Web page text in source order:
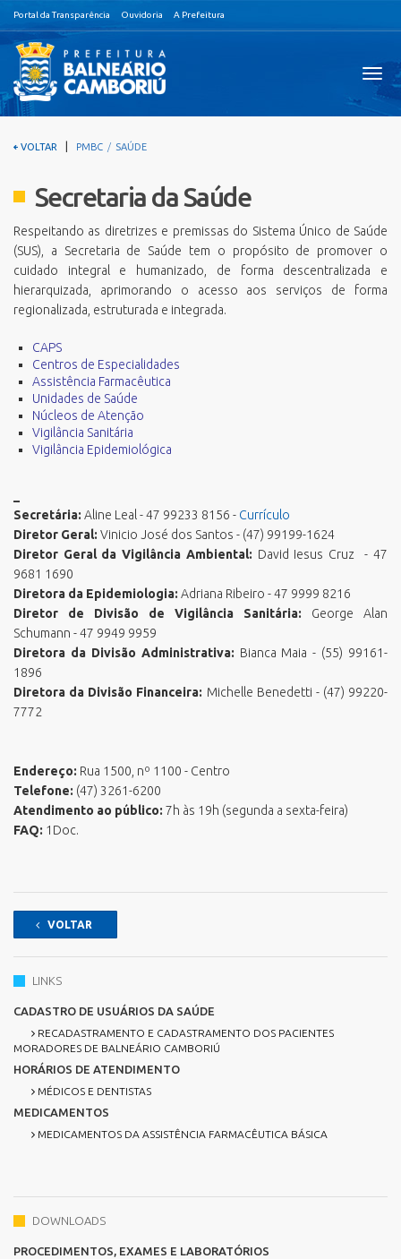
Portal da Transparência Ouvidoria A Prefeitura
VOLTAR PMBC SAÚDE
Secretaria da Saúde
Respeitando as diretrizes e premissas do Sistema Único de Saúde
(SUS), a Secretaria de Saúde tem o propósito de promover o
cuidado integral e humanizado, de forma descentralizada e
hierarquizada, aprimorando o acesso aos serviços de forma
regionalizada, estruturada e integrada.
CAPS
Centros de Especialidades
Assistência Farmacêutica
Unidades de Saúde
Núcleos de Atenção
Vigilância Sanitária
Vigilância Epidemiológica
Secretária: Aline Leal - 47 99233 8156 - Currículo
Diretor Geral: Vinicio José dos Santos - (47) 99199-1624
Diretor Geral da Vigilância Ambiental: David Iesus Cruz - 47
9681 1690
Diretora da Epidemiologia: Adriana Ribeiro - 47 9999 8216
Diretor de Divisão de Vigilância Sanitária: George Alan
Schumann - 47 9949 9959
Diretora da Divisão Administrativa: Bianca Maia - (55) 99161-
1896
Diretora da Divisão Financeira: Michelle Benedetti - (47) 99220-
7772
Endereço: Rua 1500, nº 1100 - Centro
Telefone: (47) 3261-6200
Atendimento ao público: 7h às 19h (segunda a sexta-feira)
FAQ: 1Doc.
VOLTAR
LINKS
CADASTRO DE USUÁRIOS DA SAÚDE
RECADASTRAMENTO E CADASTRAMENTO DOS PACIENTES
MORADORES DE BALNEÁRIO CAMBORIÚ
HORÁRIOS DE ATENDIMENTO
MÉDICOS E DENTISTAS
MEDICAMENTOS
MEDICAMENTOS DA ASSISTÊNCIA FARMACÊUTICA BÁSICA
DOWNLOADS
PROCEDIMENTOS, EXAMES E LABORATÓRIOS